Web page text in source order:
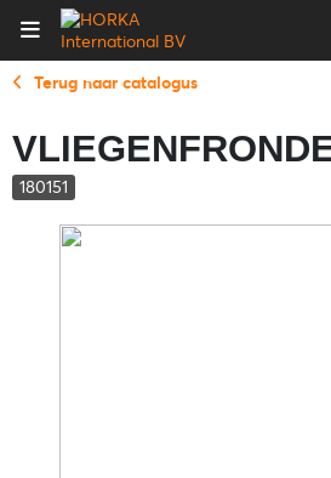
Terug naar catalogus
180151